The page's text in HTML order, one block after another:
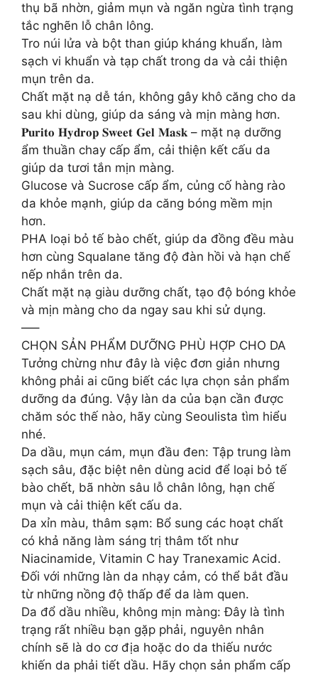
thụ bã nhờn, giảm mụn và ngăn ngừa tình trạng
tắc nghẽn lỗ chân lông.
Tro núi lửa và bột than giúp kháng khuẩn, làm
sạch vi khuẩn và tạp chất trong da và cải thiện
mụn trên da.
Chất mặt nạ dễ tán, không gây khô căng cho da
sau khi dùng, giúp da sáng và mịn màng hơn.
𝐏𝐮𝐫𝐢𝐭𝐨 𝐇𝐲𝐝𝐫𝐨𝐩 𝐒𝐰𝐞𝐞𝐭 𝐆𝐞𝐥 𝐌𝐚𝐬𝐤 – mặt nạ dưỡng
ẩm thuần chay cấp ẩm, cải thiện kết cấu da
giúp da tươi tắn mịn màng.
Glucose và Sucrose cấp ẩm, củng cố hàng rào
da khỏe mạnh, giúp da căng bóng mềm mịn
hơn.
PHA loại bỏ tế bào chết, giúp da đồng đều màu
hơn cùng Squalane tăng độ đàn hồi và hạn chế
nếp nhắn trên da.
Chất mặt nạ giàu dưỡng chất, tạo độ bóng khỏe
và mịn màng cho da ngay sau khi sử dụng.
—–
CHỌN SẢN PHẨM DƯỠNG PHÙ HỢP CHO DA
Tưởng chừng như đây là việc đơn giản nhưng
không phải ai cũng biết các lựa chọn sản phẩm
dưỡng da đúng. Vậy làn da của bạn cần được
chăm sóc thế nào, hãy cùng Seoulista tìm hiểu
nhé.
Da dầu, mụn cám, mụn đầu đen: Tập trung làm
sạch sâu, đặc biệt nên dùng acid để loại bỏ tế
bào chết, bã nhờn sâu lỗ chân lông, hạn chế
mụn và cải thiện kết cấu da.
Da xỉn màu, thâm sạm: Bổ sung các hoạt chất
có khả năng làm sáng trị thâm tốt như
Niacinamide, Vitamin C hay Tranexamic Acid.
Đối với những làn da nhạy cảm, có thể bắt đầu
từ những nồng độ thấp để da làm quen.
Da đổ dầu nhiều, không mịn màng: Đây là tình
trạng rất nhiều bạn gặp phải, nguyên nhân
chính sẽ là do cơ địa hoặc do da thiếu nước
khiến da phải tiết dầu. Hãy chọn sản phẩm cấp